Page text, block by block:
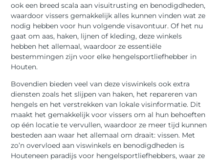
ook een breed scala aan visuitrusting en benodigdheden,
waardoor vissers gemakkelijk alles kunnen vinden wat ze
nodig hebben voor hun volgende visavontuur. Of het nu
gaat om aas, haken, lijnen of kleding, deze winkels
hebben het allemaal, waardoor ze essentiële
bestemmingen zijn voor elke hengelsportliefhebber in
Houten.
Bovendien bieden veel van deze viswinkels ook extra
diensten zoals het slijpen van haken, het repareren van
hengels en het verstrekken van lokale visinformatie. Dit
maakt het gemakkelijk voor vissers om al hun behoeften
op één locatie te vervullen, waardoor ze meer tijd kunnen
besteden aan waar het allemaal om draait: vissen. Met
zo’n overvloed aan viswinkels en benodigdheden is
Houteneen paradijs voor hengelsportliefhebbers, waar ze